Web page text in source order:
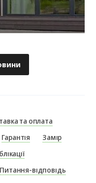
та оплата
Гарантія
Замір
Питання-відповідь